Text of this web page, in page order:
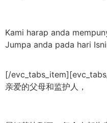
Kami harap anda
Jumpa anda pada hari
[/
亲爱的父母和监护人，